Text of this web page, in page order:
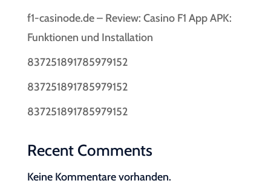
f1-casinode.de – Review: Casino F1 App APK:
Funktionen und Installation
837251891785979152
837251891785979152
837251891785979152
Recent Comments
Keine Kommentare vorhanden.